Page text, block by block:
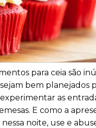
para ceia são
bem planejados
as
E como a
noite, use e